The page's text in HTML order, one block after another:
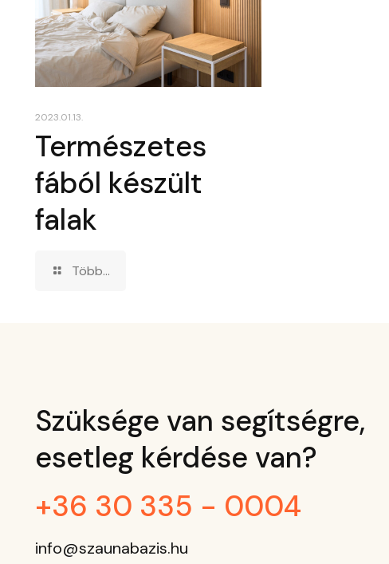
2023.01.13.
Természetes
fából készült
falak
Több...
Szüksége van segítségre,
esetleg kérdése van?
+36 30 335 - 0004
info@szaunabazis.hu